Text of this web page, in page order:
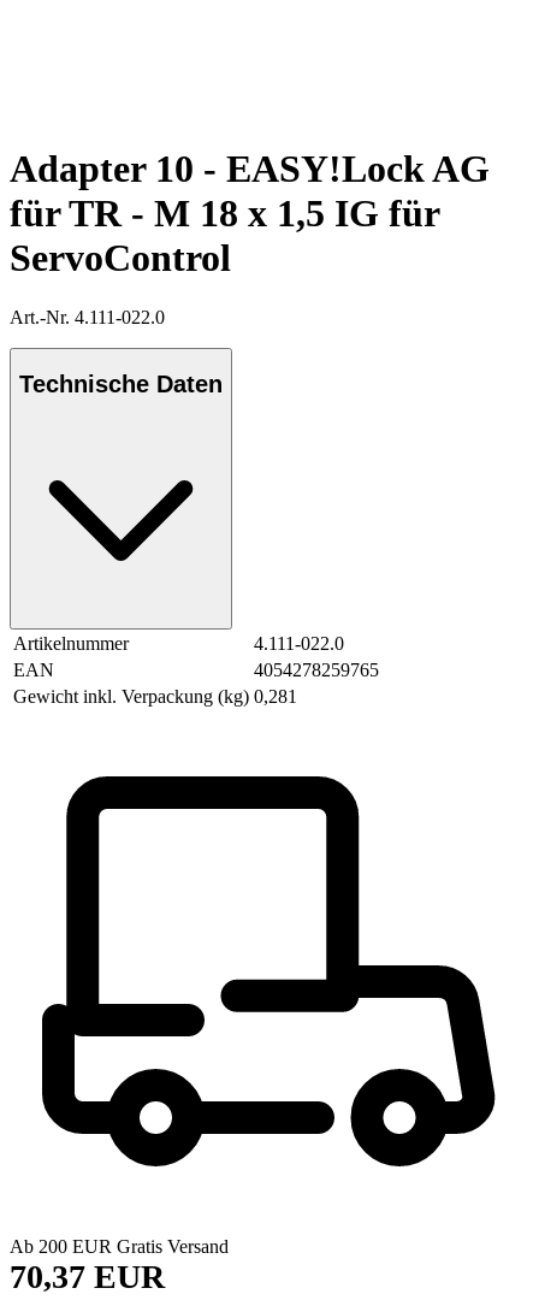
Adapter 10 - EASY!Lock AG
für TR - M 18 x 1,5 IG für
ServoControl
Art.-Nr. 4.111-022.0
Technische Daten
Artikelnummer
4.111-022.0
EAN
4054278259765
Gewicht inkl. Verpackung (kg) 0,281
Ab 200 EUR Gratis Versand
70,37 EUR